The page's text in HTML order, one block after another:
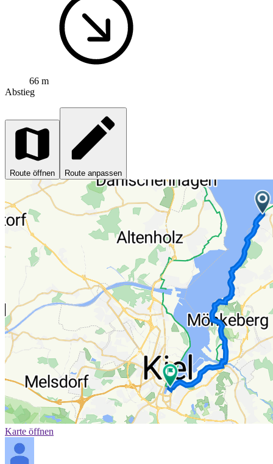
66 m
Abstieg
Route öffnen Route anpassen
Karte öffnen